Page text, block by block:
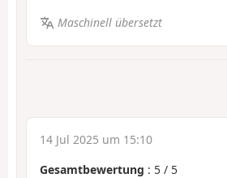
Maschinell übersetzt
14 Jul 2025 um 15:10
Gesamtbewertung : 5 / 5